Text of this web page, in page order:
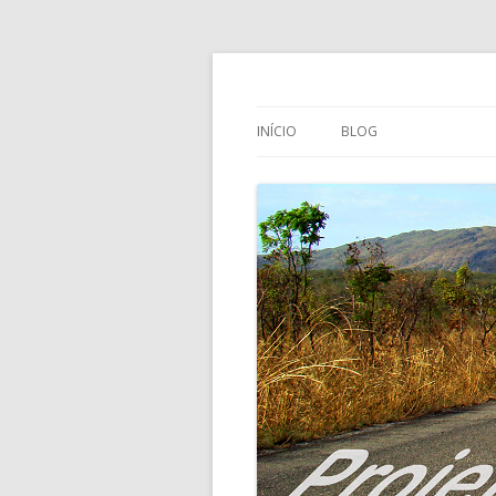
Projeto Foto
INÍCIO BLOG